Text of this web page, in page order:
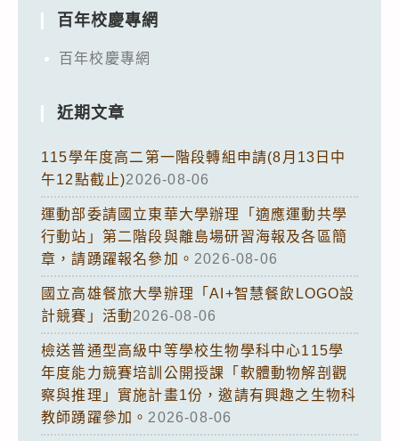
百年校慶專網
百年校慶專網
近期文章
115學年度高二第一階段轉組申請(8月13日中
午12點截止)2026-08-06
運動部委請國立東華大學辦理「適應運動共學
行動站」第二階段與離島場研習海報及各區簡
章，請踴躍報名參加。 2026-08-06
國立高雄餐旅大學辦理「AI+智慧餐飲LOGO設
計競賽」活動2026-08-06
檢送普通型高級中等學校生物學科中心115學
年度能力競賽培訓公開授課「軟體動物解剖觀
察與推理」實施計畫1份，邀請有興趣之生物科
教師踴躍參加。 2026-08-06